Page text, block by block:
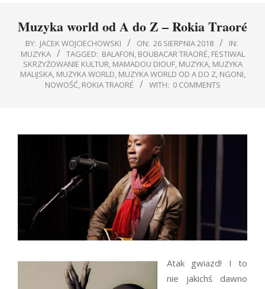
Muzyka world od A do Z – Rokia Traoré
BY: JACEK WOJCIECHOWSKI ON: 26 SIERPNIA 2018
IN:
MUZYKA
TAGGED: BALAFON, BOUBACAR TRAORÉ, FESTIWAL
SKRZYŻOWANIE KULTUR, MAMADOU DIOUF, MUZYKA, MUZYKA
MALIJSKA, MUZYKA WORLD, MUZYKA WORLD OD A DO Z, NGONI,
NOWOŚĆ, ROKIA TRAORÉ WITH: 0 COMMENTS
Atak gwiazd! I to
nie jakichś dawno